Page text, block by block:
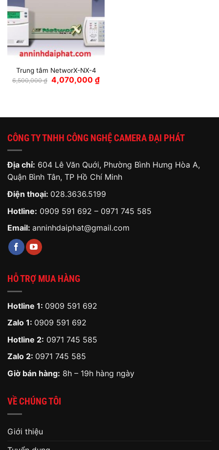
Trung tâm NetworX-NX-4
6,500,000₫ Giá
gốc
4,070,000 ₫Giá
hiện
CÔNG TY TNHH CÔNG NGHỆ CAMERA ĐẠI PHÁT
Địa chỉ: 604 Lê Văn Quới, Phường Bình Hưng Hòa A,
Quận Bình Tân, TP Hồ Chí Minh
Điện thoại: 028.3636.5199
Hotline: 0909 591 692 – 0971 745 585
Email: anninhdaiphat@gmail.com
HỖ TRỢ MUA HÀNG
Hotline 1: 0909 591 692
Zalo 1: 0909 591 692
Hotline 2: 0971 745 585
Zalo 2: 0971 745 585
Giờ bán hàng: 8h – 19h hàng ngày
VỀ CHÚNG TÔI
Giới thiệu